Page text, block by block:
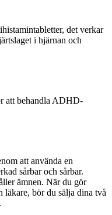
det verkar
i hjärnan och
att behandla ADHD-
att använda en
sårbar och sårbar.
ämnen. När du gör
läkare, bör du sälja dina två